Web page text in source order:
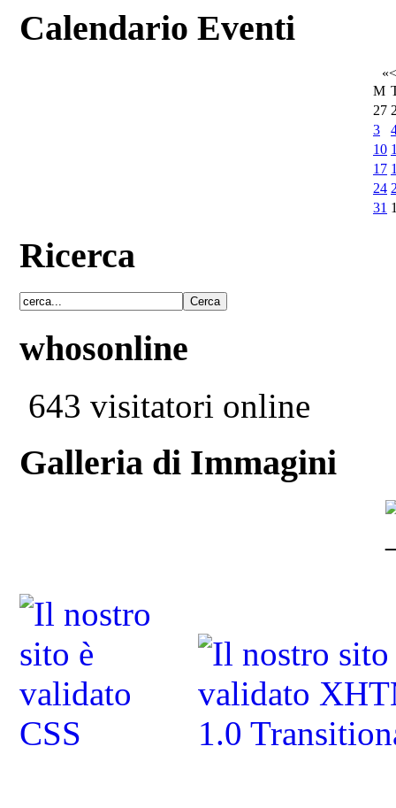
Calendario Eventi
«<
M
27
3
10
17
24
31
Ricerca
whosonline
643 visitatori online
Galleria di Immagini